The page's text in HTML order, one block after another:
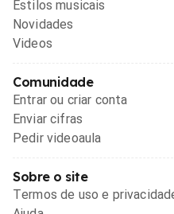
Estilos musicais
Novidades
Videos
Comunidade
Entrar ou criar conta
Enviar cifras
Pedir videoaula
Sobre o site
Termos de uso e